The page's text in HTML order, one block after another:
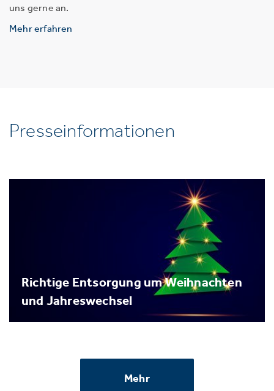
uns gerne an.
Mehr erfahren
Presseinformationen
Richtige Entsorgung um Weihnachten
und Jahreswechsel
Mehr